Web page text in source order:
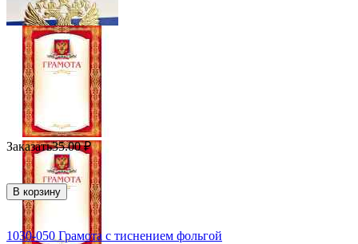
Заказать35.00 ₽
В корзину
1030-050 Грамота с тиснением фольгой